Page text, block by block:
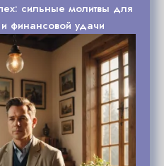
сильные молитвы для
финансовой удачи